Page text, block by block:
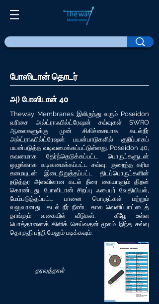
போஸிடான் தொடர்
அ) போஸிடான் 40
Theway Membranes இலிருந்து வரும் Poseidon
வரிசை அல்ட்ராஃபில்ட்ரேஷன் சவ்வுகள் SWRO
ஆலைகளுக்கு முன் சிகிச்சையாக கடல்நீர்
அல்ட்ராஃபில்ட்ரேஷன் பயன்பாடுகளில் குறிப்பாகப்
பயன்படுத்த வடிவமைக்கப்பட்டுள்ளது. Poseidon 40,
கவனமாக தேர்ந்தெடுக்கப்பட்ட பொருட்களுடன்
ஒழுங்காக வடிவமைக்கப்பட்ட சவ்வு, குறைந்த கரிம
சுமையுடன் இடைநிறுத்தப்பட்ட திடப்பொருட்களின்
நடுத்தர அளவிலான கடல் நீரை கையாளும் திறன்
கொண்டது. போஸிடான் சிறப்பு ஃபைபர் வேதியியல்,
மேம்படுத்தப்பட்ட பானை பொருட்கள் மற்றும்
வலுவானது கடல் நீர் நீண்ட கால வெளிப்பாட்டைத்
தாங்கும் வகையில் வீடுகள். கீழே உள்ள
பொத்தானைக் கிளிக் செய்வதன் மூலம் இந்த சவ்வு
தொகுதி பற்றி மேலும் படிக்கவும்.
தரவுத்தாள்